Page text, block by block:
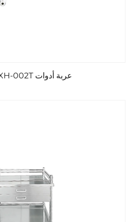
عربة أدوات XH-002T الفولاذية